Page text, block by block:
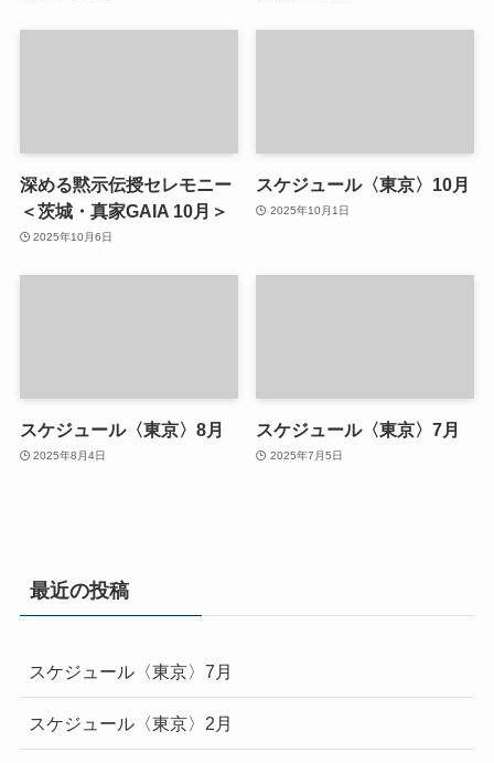
深める黙示伝授セレモニー
＜茨城・真家GAIA 10月＞
2025年10月6日
スケジュール〈東京〉10月
2025年10月1日
スケジュール〈東京〉8月
2025年8月4日
スケジュール〈東京〉7月
2025年7月5日
最近の投稿
スケジュール〈東京〉7月
スケジュール〈東京〉2月